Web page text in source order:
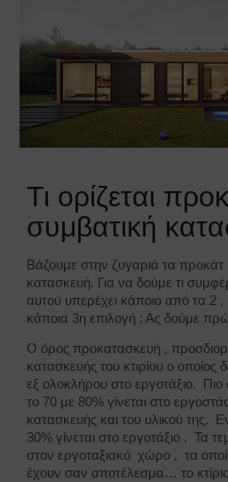
Τι ορίζεται
συμβατική
Βάζουμε στην ζυγαριά τα προκάτ
κατασκευή. Για να δούμε τι
αυτού υπερέχει κάποιο από τα 2
κάποια 3η επιλογή ; Ας δούμε
Ο όρος προκατασκευή ,
κατασκευής του κτιρίου ο οποίος
εξ ολοκλήρου στο εργοτάξιο.
το 70 με 80% γίνεται στο
κατασκευής και του υλικού της.
30% γίνεται στο εργοτάξιο . Τα
στον εργοταξιακό χώρο , τα
έχουν σαν αποτέλεσμα… το